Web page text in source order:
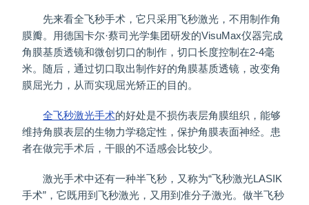
先来看全飞秒手术，它只采用飞秒激光，不用制作角
膜瓣。用德国卡尔·蔡司光学集团研发的VisuMax仪器完成
角膜基质透镜和微创切口的制作，切口长度控制在2-4毫
米。随后，通过切口取出制作好的角膜基质透镜，改变角
膜屈光力，从而实现屈光矫正的目的。
全飞秒激光手术的好处是不损伤表层角膜组织，能够
维持角膜表层的生物力学稳定性，保护角膜表面神经。患
者在做完手术后，干眼的不适感会比较少。
激光手术中还有一种半飞秒，又称为“飞秒激光LASIK
手术”，它既用到飞秒激光，又用到准分子激光。做半飞秒